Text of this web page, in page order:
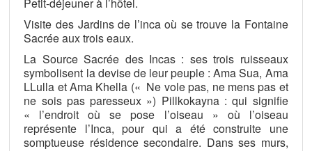
Visite des Jardins de l’inca où se trouve la Fontaine
Sacrée aux trois eaux.
La Source Sacrée des Incas : ses trois ruisseaux
symbolisent la devise de leur peuple : Ama Sua, Ama
LLulla et Ama Khella (« Ne vole pas, ne mens pas et
ne sois pas paresseux ») Pillkokayna : qui signifie
« l’endroit où se pose l’oiseau » où l’oiseau
représente l’Inca, pour qui a été construite une
somptueuse résidence secondaire. Dans ses murs,